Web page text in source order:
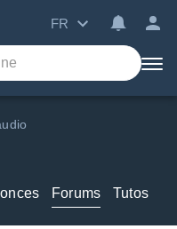
FR
Forums Tutos